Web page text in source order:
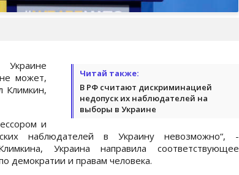
Читай также:
В РФ считают дискриминацией
недопуск их наблюдателей на
выборы в Украине
может,
Климкин,
и
наблюдателей в Украину невозможно“, -
Украина направила соответствующее
демократии и правам человека.